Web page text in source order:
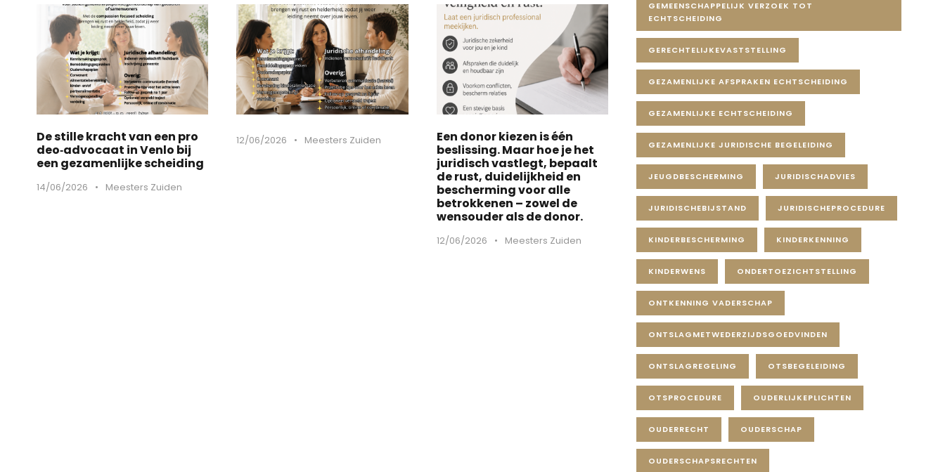
De stille kracht van een pro
deo‑advocaat in Venlo bij
een gezamenlijke scheiding
14/06/2026 • Meesters Zuiden
12/06/2026 • Meesters Zuiden
Een donor kiezen is één
beslissing. Maar hoe je het
juridisch vastlegt, bepaalt
de rust, duidelijkheid en
bescherming voor alle
betrokkenen – zowel de
wensouder als de donor.
12/06/2026 • Meesters Zuiden
GEMEENSCHAPPELIJK VERZOEK TOT
ECHTSCHEIDING
GERECHTELIJKEVASTSTELLING
GEZAMENLIJKE AFSPRAKEN ECHTSCHEIDING
GEZAMENLIJKE ECHTSCHEIDING
GEZAMENLIJKE JURIDISCHE BEGELEIDING
JEUGDBESCHERMING JURIDISCHADVIES
JURIDISCHEBIJSTAND JURIDISCHEPROCEDURE
KINDERBESCHERMING KINDERKENNING
KINDERWENS ONDERTOEZICHTSTELLING
ONTKENNING VADERSCHAP
ONTSLAGMETWEDERZIJDSGOEDVINDEN
ONTSLAGREGELING OTSBEGELEIDING
OTSPROCEDURE OUDERLIJKEPLICHTEN
OUDERRECHT OUDERSCHAP
OUDERSCHAPSRECHTEN